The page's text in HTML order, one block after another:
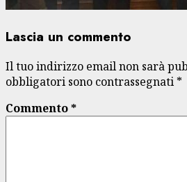
Lascia un commento
Il tuo indirizzo email non sarà
obbligatori sono contrassegnati *
Commento*